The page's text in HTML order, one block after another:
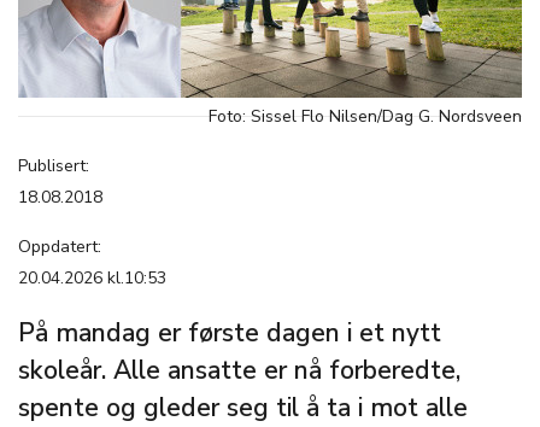
Foto: Sissel Flo Nilsen/Dag G. Nordsveen
Publisert:
18.08.2018
Oppdatert:
20.04.2026 kl.10:53
På mandag er første dagen i et nytt
skoleår. Alle ansatte er nå forberedte,
spente og gleder seg til å ta i mot alle